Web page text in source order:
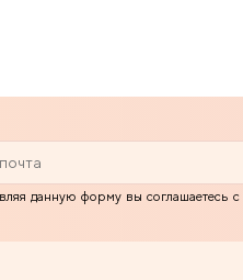
данную форму вы соглашаетесь с